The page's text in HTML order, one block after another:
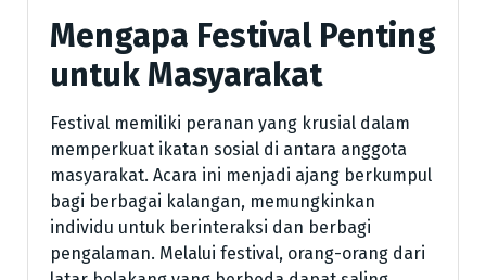
Mengapa Festival Penting
untuk Masyarakat
Festival memiliki peranan yang krusial dalam
memperkuat ikatan sosial di antara anggota
masyarakat. Acara ini menjadi ajang berkumpul
bagi berbagai kalangan, memungkinkan
individu untuk berinteraksi dan berbagi
pengalaman. Melalui festival, orang-orang dari